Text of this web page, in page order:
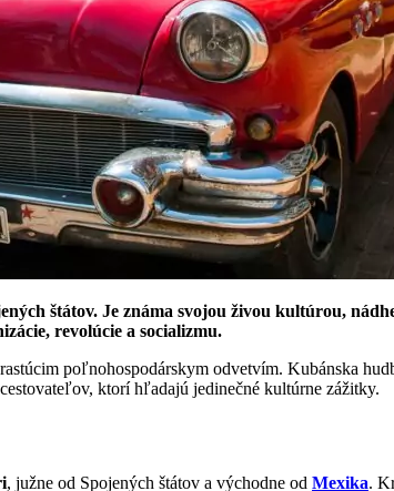
štátov. Je známa svojou živou kultúrou,
revolúcie a socializmu.
poľnohospodárskym odvetvím. Kubánska
ktorí hľadajú jedinečné kultúrne zážitky.
, južne od Spojených štátov a východne od Mexika.